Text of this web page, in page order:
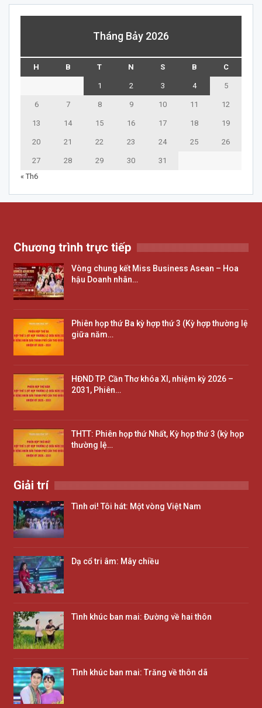
Tháng Bảy 2026
H B T N S B C
1 2 3 4 5
6 7 8 9 10 11 12
13 14 15 16 17 18 19
20 21 22 23 24 25 26
27 28 29 30
31
« Th6
Chương trình trực tiếp
Vòng chung kết Miss Business Asean – Hoa
hậu Doanh nhân…
Phiên họp thứ Ba kỳ hợp thứ 3 (Kỳ hợp thường lệ
giữa năm…
HĐND TP. Cần Thơ khóa XI, nhiệm kỳ 2026 –
2031, Phiên…
THTT: Phiên họp thứ Nhất, Kỳ họp thứ 3 (kỳ họp
thường lệ…
Giải trí
Tình ơi! Tôi hát: Một vòng Việt Nam
Dạ cổ tri âm: Mây chiều
Tình khúc ban mai: Đường về hai thôn
Tình khúc ban mai: Trăng về thôn dã